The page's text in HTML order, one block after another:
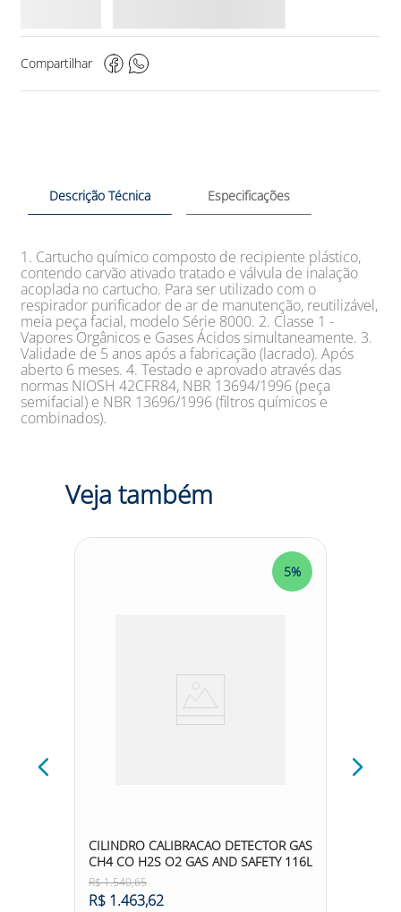
Compartilhar
Descrição Técnica Especificações
1. Cartucho químico composto de recipiente plástico,
contendo carvão ativado tratado e válvula de inalação
acoplada no cartucho. Para ser utilizado com o
respirador purificador de ar de manutenção, reutilizável,
meia peça facial, modelo Série 8000. 2. Classe 1 -
Vapores Orgânicos e Gases Ácidos simultaneamente. 3.
Validade de 5 anos após a fabricação (lacrado). Após
aberto 6 meses. 4. Testado e aprovado através das
normas NIOSH 42CFR84, NBR 13694/1996 (peça
semifacial) e NBR 13696/1996 (filtros químicos e
combinados).
Veja também
5%
CILINDRO CALIBRACAO DETECTOR GAS
CH4 CO H2S O2 GAS AND SAFETY 116L
R$1.540,65
R$ 1.463,62